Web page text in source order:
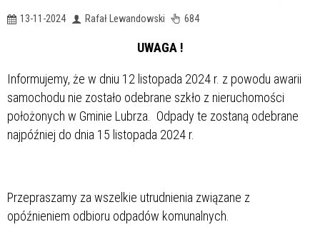
13-11-2024 Rafał Lewandowski 684
UWAGA !
Informujemy, że w dniu 12 listopada 2024 r. z powodu awarii
samochodu nie zostało odebrane szkło z nieruchomości
położonych w Gminie Lubrza. Odpady te zostaną odebrane
najpóźniej do dnia 15 listopada 2024 r.
Przepraszamy za wszelkie utrudnienia związane z
opóźnieniem odbioru odpadów komunalnych.